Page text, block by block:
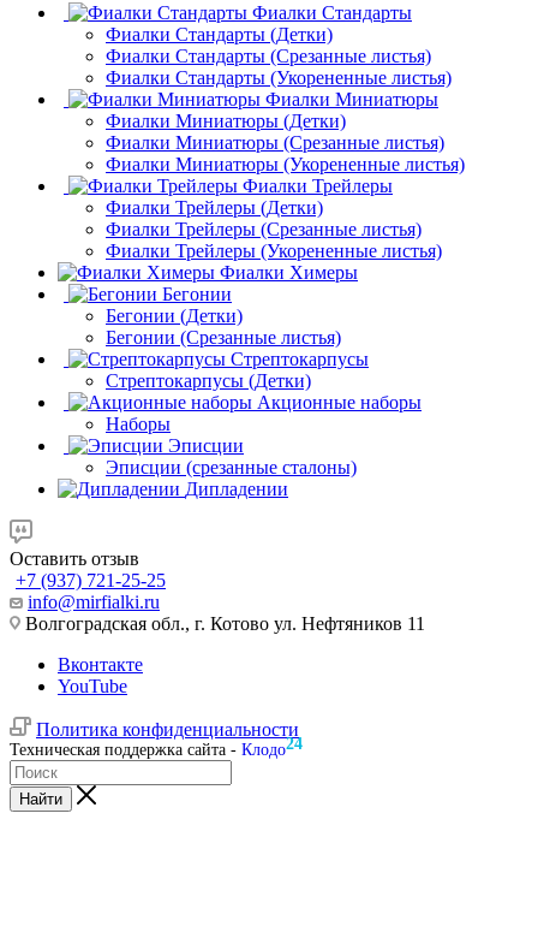
Фиалки Стандарты
Фиалки Стандарты (Детки)
Фиалки Стандарты (Срезанные листья)
Фиалки Стандарты (Укорененные листья)
Фиалки Миниатюры
Фиалки Миниатюры (Детки)
Фиалки Миниатюры (Срезанные листья)
Фиалки Миниатюры (Укорененные листья)
Фиалки Трейлеры
Фиалки Трейлеры (Детки)
Фиалки Трейлеры (Срезанные листья)
Фиалки Трейлеры (Укорененные листья)
Фиалки Химеры
Бегонии
Бегонии (Детки)
Бегонии (Срезанные листья)
Стрептокарпусы
Стрептокарпусы (Детки)
Акционные наборы
Наборы
Эписции
Эписции (срезанные сталоны)
Дипладении
Оставить отзыв
+7 (937) 721-25-25
info@mirfialki.ru
Волгоградская обл., г. Котово ул. Нефтяников 11
Вконтакте
YouTube
Политика конфиденциальности
Техническая поддержка сайта - Клодо24
Найти